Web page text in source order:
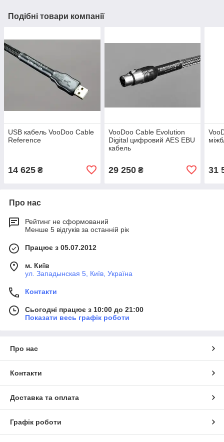
Подібні товари компанії
USB кабель VooDoo Cable
Reference
14 625 ₴
VooDoo Cable Evolution
Digital цифровий AES EBU
кабель
29 250₴ 31
Про нас
Рейтинг не сформований
Менше 5 відгуків за останній рік
Працює з 05.07.2012
м. Київ
ул. Западынская 5, Київ, Україна
Контакти
Сьогодні працює з 10:00 до 21:00
Показати весь графік роботи
Про нас
Контакти
Доставка та оплата
Графік роботи